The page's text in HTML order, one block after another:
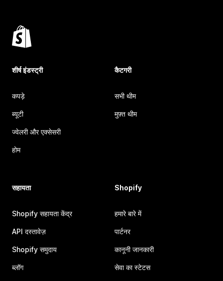
शीर्ष इंडस्ट्री
कपड़े
ब्यूटी
ज्वेलरी और एक्सेसरी
होम
कैटगरी
सभी थीम
मुफ़्त थीम
सहायता
Shopify सहायता केंद्र
API दस्तावेज़
Shopify समुदाय
ब्लॉग
Shopify
हमारे बारे में
पार्टनर
कानूनी जानकारी
सेवा का स्टेटस